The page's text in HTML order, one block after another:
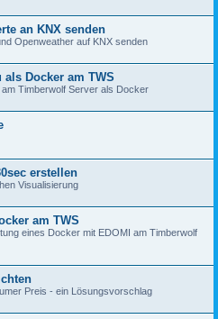
an KNX senden
Openweather auf KNX senden
Docker am TWS
Timberwolf Server als Docker
erstellen
Visualisierung
am TWS
eines Docker mit EDOMI am Timberwolf
Preis - ein Lösungsvorschlag